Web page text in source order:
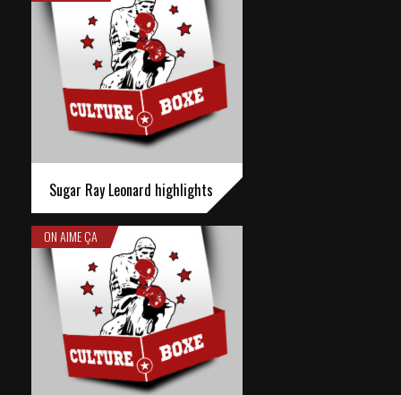
Sugar Ray Leonard highlights
ON AIME ÇA